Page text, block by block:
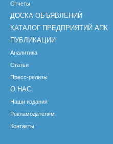
Отчеты
ДОСКА ОБЪЯВЛЕНИЙ
КАТАЛОГ ПРЕДПРИЯТИЙ АПК
ПУБЛИКАЦИИ
Аналитика
Статьи
Пресс-релизы
О НАС
Наши издания
Рекламодателям
Контакты